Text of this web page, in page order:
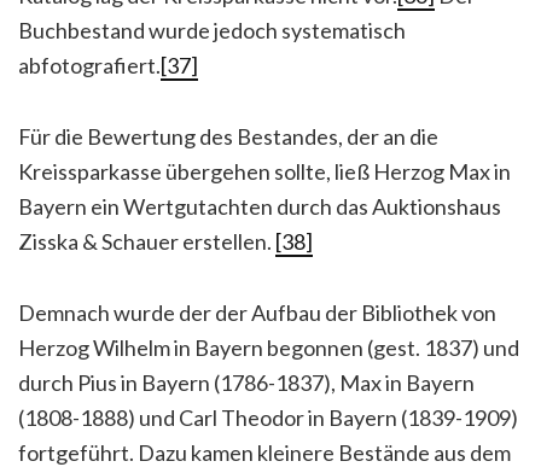
Buchbestand wurde jedoch systematisch
abfotografiert.[37]
Für die Bewertung des Bestandes, der an die
Kreissparkasse übergehen sollte, ließ Herzog Max in
Bayern ein Wertgutachten durch das Auktionshaus
Zisska & Schauer erstellen. [38]
Demnach wurde der der Aufbau der Bibliothek von
Herzog Wilhelm in Bayern begonnen (gest. 1837) und
durch Pius in Bayern (1786-1837), Max in Bayern
(1808-1888) und Carl Theodor in Bayern (1839-1909)
fortgeführt. Dazu kamen kleinere Bestände aus dem